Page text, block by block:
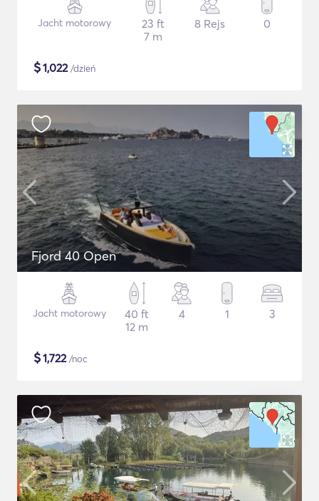
Jacht motorowy
23 ft
7 m
8 Rejs 0
$1,022/dzień
Fjord 40 Open
Jacht motorowy
40 ft
12 m
4 1 3
$1,722/noc